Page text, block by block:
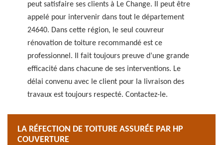
peut satisfaire ses clients à Le Change. Il peut être
appelé pour intervenir dans tout le département
24640. Dans cette région, le seul couvreur
rénovation de toiture recommandé est ce
professionnel. Il fait toujours preuve d’une grande
efficacité dans chacune de ses interventions. Le
délai convenu avec le client pour la livraison des
travaux est toujours respecté. Contactez-le.
LA RÉFECTION DE TOITURE ASSURÉE PAR HP
COUVERTURE